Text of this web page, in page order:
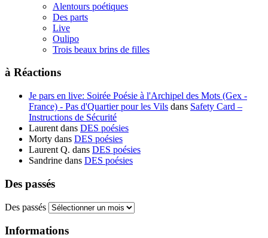
Alentours poétiques
Des parts
Live
Oulipo
Trois beaux brins de filles
à Réactions
Je pars en live: Soirée Poésie à l'Archipel des Mots (Gex -
France) - Pas d'Quartier pour les Vils dans Safety Card –
Instructions de Sécurité
Laurent dans DES poésies
Morty dans DES poésies
Laurent Q. dans DES poésies
Sandrine dans DES poésies
Des passés
Des passés
Informations